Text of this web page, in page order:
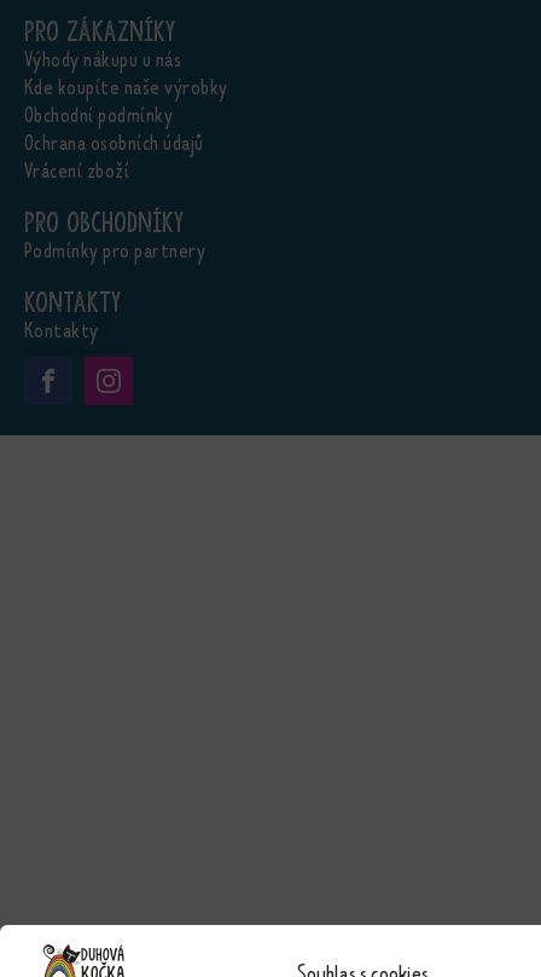
Pro zákazníky
Výhody nákupu u nás
Kde koupíte naše výrobky
Obchodní podmínky
Ochrana osobních údajů
Vrácení zboží
Pro obchodníky
Podmínky pro partnery
Kontakty
Kontakty